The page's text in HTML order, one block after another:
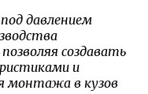
давлением
создавать
и
монтажа в кузов